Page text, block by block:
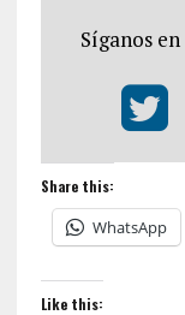
Síganos
Share this:
WhatsApp
Like this: